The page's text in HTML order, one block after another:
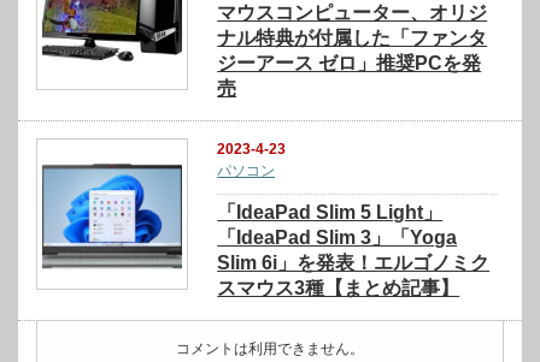
マウスコンピューター、オリジ
ナル特典が付属した「ファンタ
ジーアース ゼロ」推奨PCを発
売
2023-4-23
パソコン
「IdeaPad Slim 5 Light」
「IdeaPad Slim 3」「Yoga
Slim 6i」を発表！エルゴノミク
スマウス3種【まとめ記事】
コメントは利用できません。